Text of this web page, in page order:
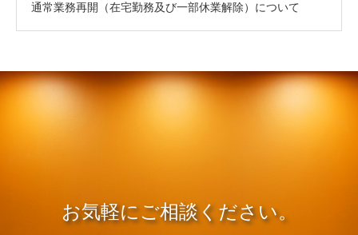
通常業務再開（在宅勤務及び一部休業解除）について
お気軽にご相談ください。